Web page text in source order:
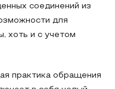
соединений из
для
хоть и с учетом
практика обращения